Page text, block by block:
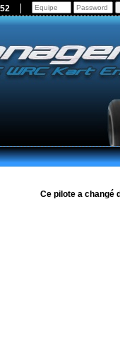
Ce pilote a changé